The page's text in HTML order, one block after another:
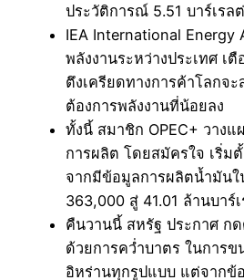
ประวัติการณ์ 5.51 บาร์เร
IEA International Energy
พลังงานระหว่างประเทศ เ
ตึงเครียดทางการค้าโลกจ
ต้องการพลังงานที่น้อยลง
ทั้งนี้ สมาชิก OPEC+ วาง
การผลิต โดยสมัครใจ เริ่ม
จากมีข้อมูลการผลิตน้ำมันใ
363,000 สู่ 41.01 ล้านบาร์
คืนวานนี้ สหรัฐ ประกาศ ก
ด้วยการคว่ำบาตร ในการข
อิหร่านทุกรูปแบบ แต่จากข้อ